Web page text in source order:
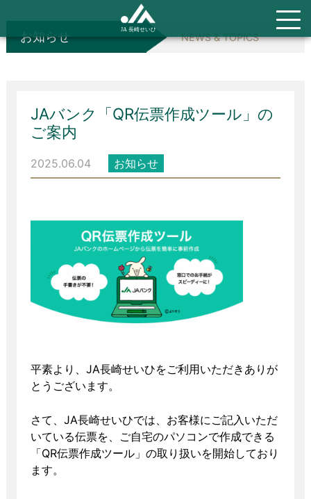
お知らせ NEWS & TOPICS
JAバンク「QR伝票作成ツール」の
ご案内
2025.06.04 お知らせ
平素より、JA長崎せいひをご利用いただきありが
とうございます。
さて、JA長崎せいひでは、お客様にご記入いただ
いている伝票を、ご自宅のパソコンで作成できる
「QR伝票作成ツール」の取り扱いを開始しており
ます。